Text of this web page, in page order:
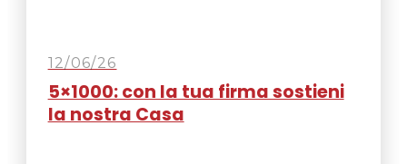
12/06/26
5×1000: con la tua firma sostieni
la nostra Casa